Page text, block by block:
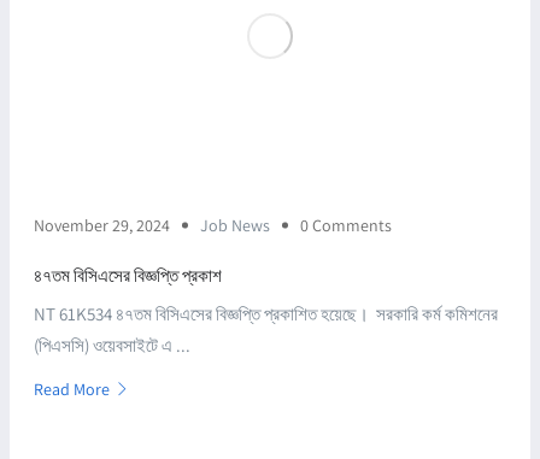
November 29, 2024 Job News 0 Comments
৪৭তম বিসিএসের বিজ্ঞপ্তি প্রকাশ
NT 61K534 ৪৭তম বিসিএসের বিজ্ঞপ্তি প্রকাশিত হয়েছে। সরকারি কর্ম কমিশনের
(পিএসসি) ওয়েবসাইটে এ ...
Read More